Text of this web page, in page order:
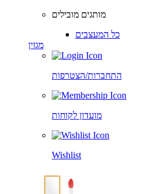
מותגים מובילים
כל המעצבים
מגזין
התחברות/הצטרפות
מועדון לקוחות
Wishlist